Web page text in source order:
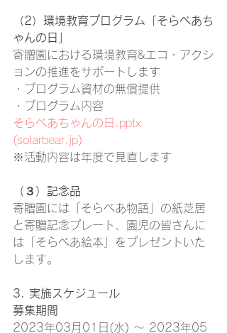
（2）環境教育プログラム「そらべあち
ゃんの日」
寄贈園における環境教育&エコ・アクシ
ョンの推進をサポートします
・プログラム資材の無償提供
・プログラム内容
そらべあちゃんの日.pptx
(solarbear.jp)
※活動内容は年度で見直します
（３）記念品
寄贈園には「そらべあ物語」の紙芝居
と寄贈記念プレート、園児の皆さんに
は「そらべあ絵本」をプレゼントいた
します。
3. 実施スケジュール
募集期間
2023年03月01日(水) 〜 2023年05